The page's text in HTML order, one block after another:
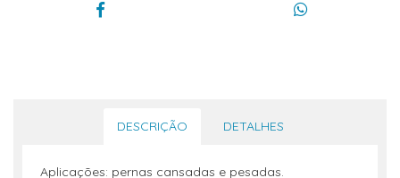
DESCRIÇÃO DETALHES
Aplicações: pernas cansadas e pesadas.